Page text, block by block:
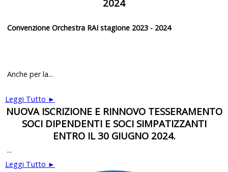
2024
Convenzione Orchestra RAI stagione 2023 - 2024
Anche per la...
Leggi Tutto ►
NUOVA ISCRIZIONE E RINNOVO TESSERAMENTO
SOCI DIPENDENTI E SOCI SIMPATIZZANTI
ENTRO IL 30 GIUGNO 2024.
...
Leggi Tutto ►